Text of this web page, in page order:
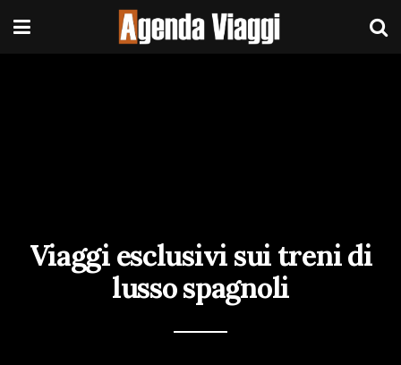
Viaggi esclusivi sui treni di
lusso spagnoli